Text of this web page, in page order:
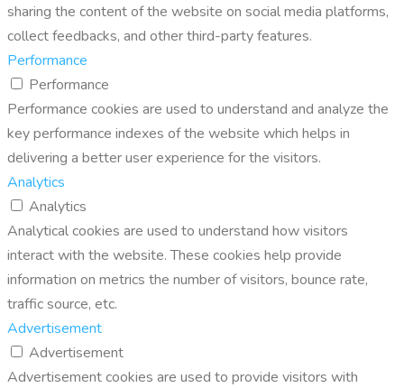
sharing the content of the website on social media platforms,
collect feedbacks, and other third-party features.
Performance
Performance
Performance cookies are used to understand and analyze the
key performance indexes of the website which helps in
delivering a better user experience for the visitors.
Analytics
Analytics
Analytical cookies are used to understand how visitors
interact with the website. These cookies help provide
information on metrics the number of visitors, bounce rate,
traffic source, etc.
Advertisement
Advertisement
Advertisement cookies are used to provide visitors with